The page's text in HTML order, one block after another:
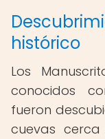
histórico
Los
conocidos
fueron
cuevas